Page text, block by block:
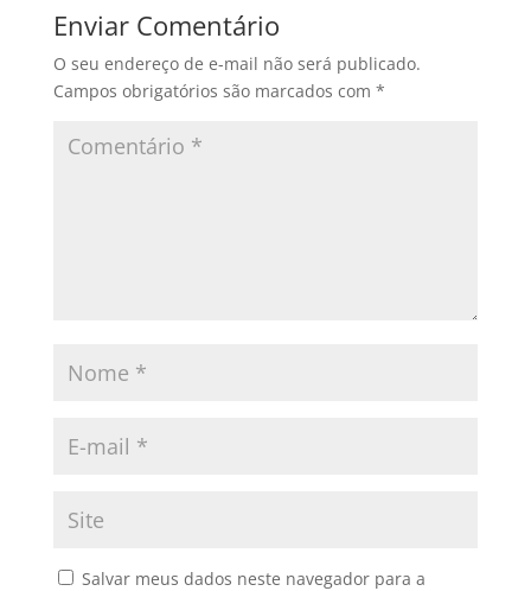
Enviar Comentário
O seu endereço de e-mail não será publicado.
Campos obrigatórios são marcados com *
Salvar meus dados neste navegador para a